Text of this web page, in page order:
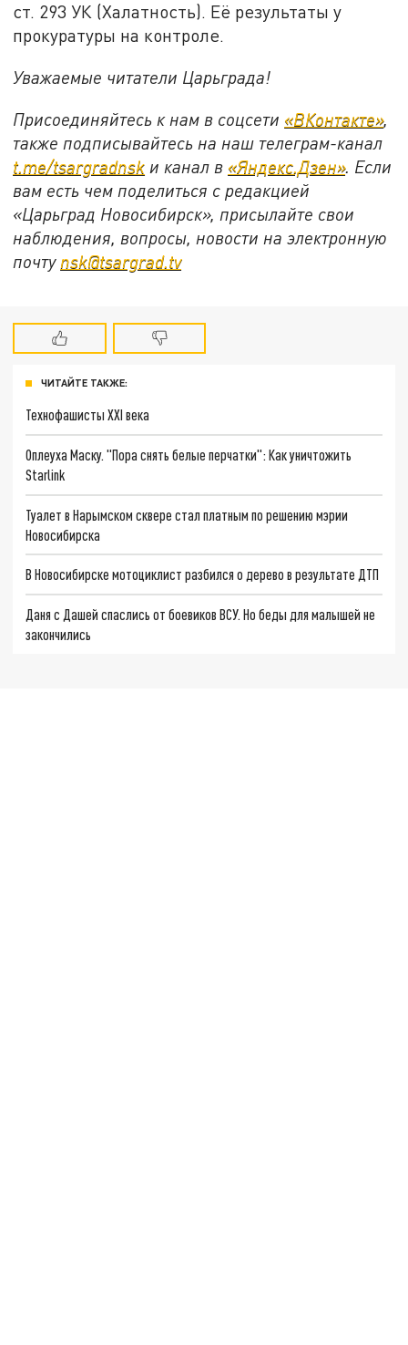
ст. 293 УК (Халатность). Её результаты у
прокуратуры на контроле.
Уважаемые читатели Царьграда!
Присоединяйтесь к нам в соцсети «ВКонтакте»,
также подписывайтесь на наш телеграм-канал
t.me/tsargradnsk и канал в «Яндекс.Дзен». Если
вам есть чем поделиться с редакцией
«Царьград Новосибирск», присылайте свои
наблюдения, вопросы, новости на электронную
почту nsk@tsargrad.tv
ЧИТАЙТЕ ТАКЖЕ:
Технофашисты XXI века
Оплеуха Маску. "Пора снять белые перчатки": Как уничтожить
Starlink
Туалет в Нарымском сквере стал платным по решению мэрии
Новосибирска
В Новосибирске мотоциклист разбился о дерево в результате ДТП
Даня с Дашей спаслись от боевиков ВСУ. Но беды для малышей не
закончились